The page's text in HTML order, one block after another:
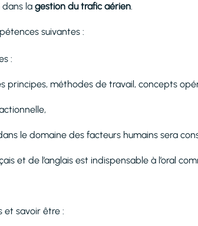
la gestion du trafic aérien.
suivantes :
:
principes, méthodes de travail, concepts
le domaine des facteurs humains sera
et de l’anglais est indispensable à l’oral
et savoir être :